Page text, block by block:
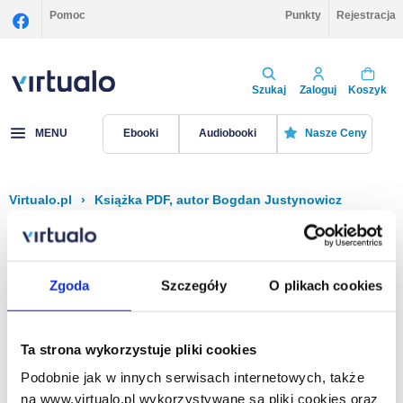
Zgoda Szczegóły O plikach cookies
Ta strona wykorzystuje pliki cookies
Podobnie jak w innych serwisach internetowych, także
na www.virtualo.pl wykorzystywane są pliki cookies oraz
Pomoc Punkty Rejestracja
Szukaj Zaloguj Koszyk
MENU Ebooki Audiobooki Nasze Ceny
Virtualo.pl › Książka PDF, autor Bogdan Justynowicz
Filtruj Sortuj
Na stronie